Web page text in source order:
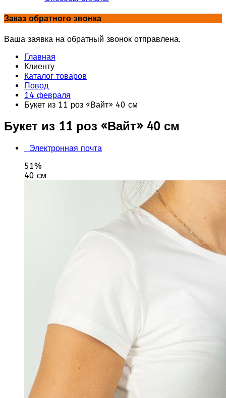
Заказ обратного звонка
Ваша заявка на обратный звонок отправлена.
Главная
Клиенту
Каталог товаров
Повод
14 февраля
Букет из 11 роз «Вайт» 40 см
Букет из 11 роз «Вайт» 40 см
Электронная почта
51%
40 см